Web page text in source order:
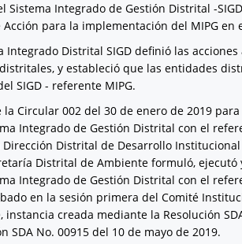
Integrado de Gestión Distrital -
Acción para la implementación del MIPG en
Integrado Distrital SIGD definió las
y estableció que las entidades
SIGD - referente MIPG.
Circular 002 del 30 de enero de 2019
Integrado de Gestión Distrital con el
Distrital de Desarrollo
Distrital de Ambiente formuló,
Integrado de Gestión Distrital con el
en la sesión primera del Comité
creada mediante la Resolución
SDA No. 00915 del 10 de mayo de 2019.